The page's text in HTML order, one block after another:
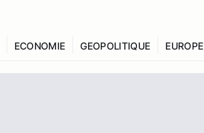
ECONOMIE GEOPOLITIQUE EUROPE